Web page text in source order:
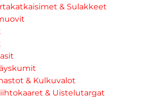
& Sulakkeet
& Kulkuvalot
& Uistelutargat